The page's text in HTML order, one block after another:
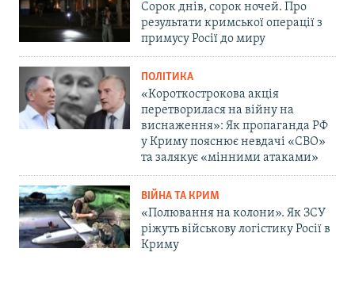
Сорок днів, сорок ночей. Про
результати кримської операції з
примусу Росії до миру
ПОЛІТИКА
«Короткострокова акція
перетворилася на війну на
виснаження»: Як пропаганда РФ
у Криму пояснює невдачі «СВО»
та залякує «мінними атаками»
ВІЙНА ТА КРИМ
«Полювання на колони». Як ЗСУ
ріжуть військову логістику Росії в
Криму